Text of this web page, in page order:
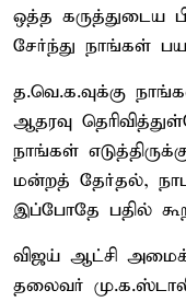
ஒத்த கருத்துடைய
சேர்ந்து நாங்கள்
த.வெ.க.வுக்கு
ஆதரவு
நாங்கள்
மன்றத் தேர்தல்,
இப்போதே பதில் கூற
விஜய் ஆட்சி
தலைவர்